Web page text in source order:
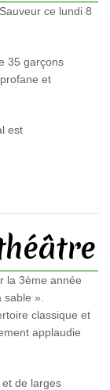
ce lundi 8
35 garçons
et
est
la 3ème année
».
classique et
applaudie
et de larges